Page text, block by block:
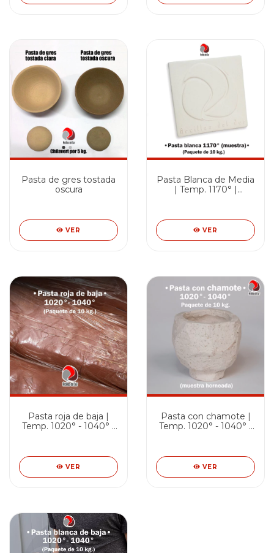
Pasta de gres tostada
oscura
VER
Pasta Blanca de Media
| Temp. 1170° |
VER
Pasta roja de baja |
Temp. 1020° - 1040° |
VER
Pasta con chamote |
Temp. 1020° - 1040° |
VER